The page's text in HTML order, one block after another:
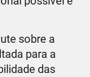
sobre a
para a
das